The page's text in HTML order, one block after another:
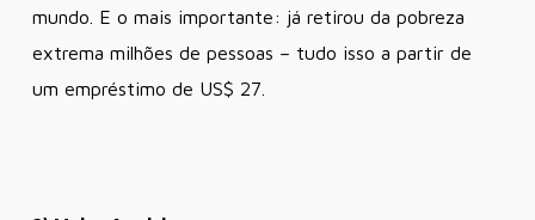
mundo. E o mais importante: já retirou da pobreza
extrema milhões de pessoas – tudo isso a partir de
um empréstimo de US$ 27.